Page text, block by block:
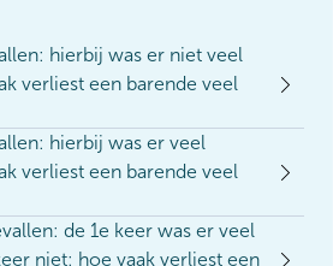
hierbij was er niet veel
verliest een barende veel
hierbij was er veel
verliest een barende veel
de 1e keer was er veel
niet: hoe vaak verliest een